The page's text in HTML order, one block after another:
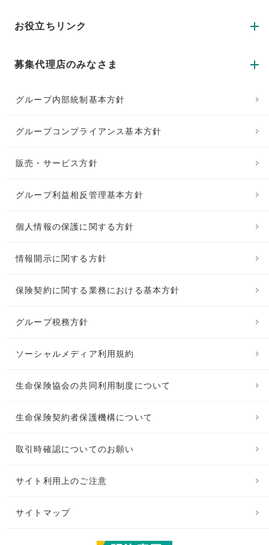
お役立ちリンク
募集代理店のみなさま
グループ内部統制基本方針
グループコンプライアンス基本方針
販売・サービス方針
グループ利益相反管理基本方針
個人情報の保護に関する方針
情報開示に関する方針
保険契約に関する業務における基本方針
グループ税務方針
ソーシャルメディア利用規約
生命保険協会の共同利用制度について
生命保険契約者保護機構について
取引時確認についてのお願い
サイト利用上のご注意
サイトマップ